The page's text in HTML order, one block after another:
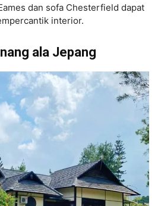
dan sofa Chesterfield dapat
interior.
ala Jepang